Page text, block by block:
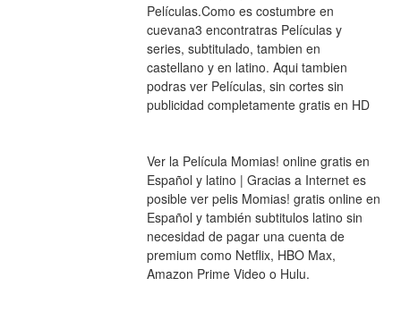
Películas.Como es costumbre en
cuevana3 encontratras Películas y
series, subtitulado, tambien en
castellano y en latino. Aqui tambien
podras ver Películas, sin cortes sin
publicidad completamente gratis en HD
Ver la Película Momias! online gratis en
Español y latino | Gracias a Internet es
posible ver pelis Momias! gratis online en
Español y también subtitulos latino sin
necesidad de pagar una cuenta de
premium como Netflix, HBO Max,
Amazon Prime Video o Hulu.